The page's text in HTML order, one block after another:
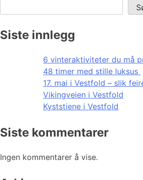
Siste innlegg
6 vinteraktiviteter du må
48 timer med stille luksus
17. mai i Vestfold – slik
Vikingveien i Vestfold
Kyststiene i Vestfold
Siste kommentarer
Ingen kommentarer å vise.